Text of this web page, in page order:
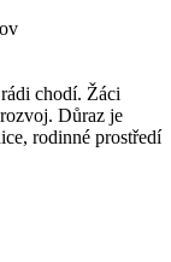
chodí. Žáci
Důraz je
rodinné prostředí